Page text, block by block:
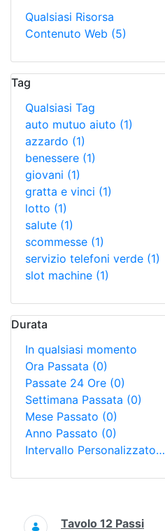
Qualsiasi Risorsa
Contenuto Web (5)
Tag
Qualsiasi Tag
auto mutuo aiuto (1)
azzardo (1)
benessere (1)
giovani (1)
gratta e vinci (1)
lotto (1)
salute (1)
scommesse (1)
servizio telefoni verde (1)
slot machine (1)
Durata
In qualsiasi momento
Ora Passata (0)
Passate 24 Ore (0)
Settimana Passata (0)
Mese Passato (0)
Anno Passato (0)
Intervallo Personalizzato…
Ricerca
Tavolo 12 Passi